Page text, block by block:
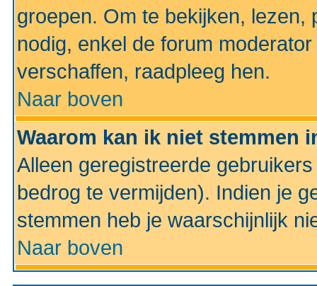
groepen. Om te bekijken, lezen,
nodig, enkel de forum
verschaffen, raadpleeg hen.
Naar boven
Waarom kan ik niet stemmen
Alleen geregistreerde
bedrog te vermijden). Indien je
stemmen heb je waarschijnlijk
Naar boven